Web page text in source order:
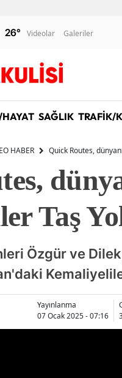
26° Videolar Galeriler
HAYAT SAĞLIK TRAFİK/
HABER Quick Routes,
Taş
Özgür ve
Yayınlanma
07 Ocak 2025 - 07:16